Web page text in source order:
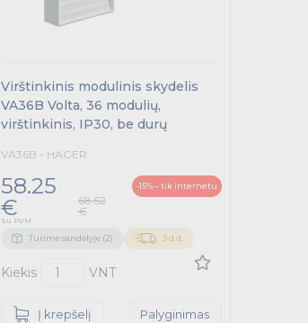
Virštinkinis modulinis skydelis
VA36B Volta, 36 modulių,
virštinkinis, IP30, be durų
VA36B - HAGER
58.25
€
68.52
€
-15% – tik internetu
Su PVM
Turime sandėlyje (2) 3 d.d.
Kiekis VNT
Į krepšelį Palyginimas